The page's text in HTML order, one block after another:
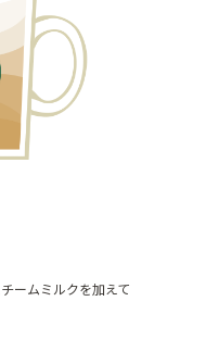
ームミルクを加えて